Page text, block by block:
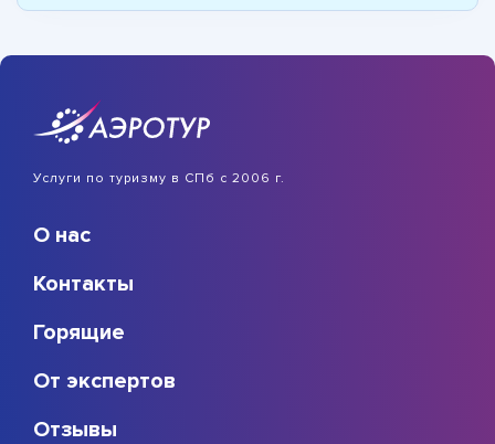
Услуги по туризму в СПб с 2006 г.
О нас
Контакты
Горящие
От экспертов
Отзывы